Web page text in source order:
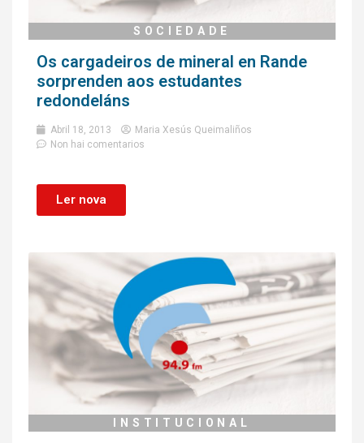
SOCIEDADE
Os cargadeiros de mineral en Rande
sorprenden aos estudantes
redondeláns
Abril 18, 2013
Maria Xesús Queimaliños
Non hai comentarios
Ler nova
INSTITUCIONAL